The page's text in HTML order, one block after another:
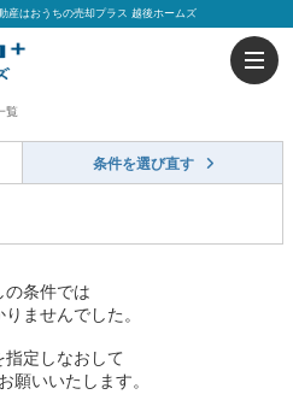
産はおうちの売却プラス 越後ホームズ
覧
条件を選び直す
の条件では
ませんでした。
指定しなおして
願いいたします。